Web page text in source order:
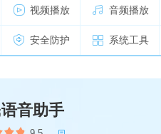
视频播放 音频播放
安全防护 系统工具
音助手